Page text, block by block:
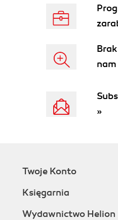
Nadzór nad domenami
Inne regulacje
cyberprzestrzeni 198
Internet a prawne ramy
Rozdział 6. Inteligentny
Idea smart city 224
Inteligentne systemy
Smart grids 232
Inteligentne domy 236
nam
»
Twoje Konto
Księgarnia
Wydawnictwo Helion